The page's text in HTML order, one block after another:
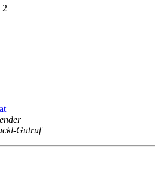
2
Gutruf